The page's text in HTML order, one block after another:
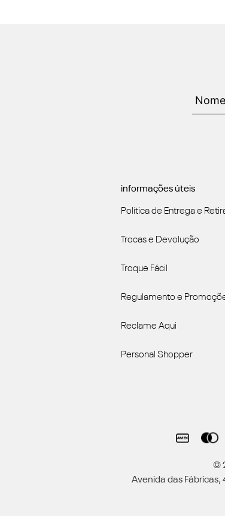
informações úteis
Política de Entrega e
Trocas e Devolução
Troque Fácil
Regulamento e
Reclame Aqui
Personal Shopper
©
Avenida das